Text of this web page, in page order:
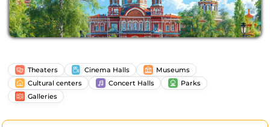
Theaters Cinema Halls
Museums
Cultural centers
Concert Halls
Parks
Galleries